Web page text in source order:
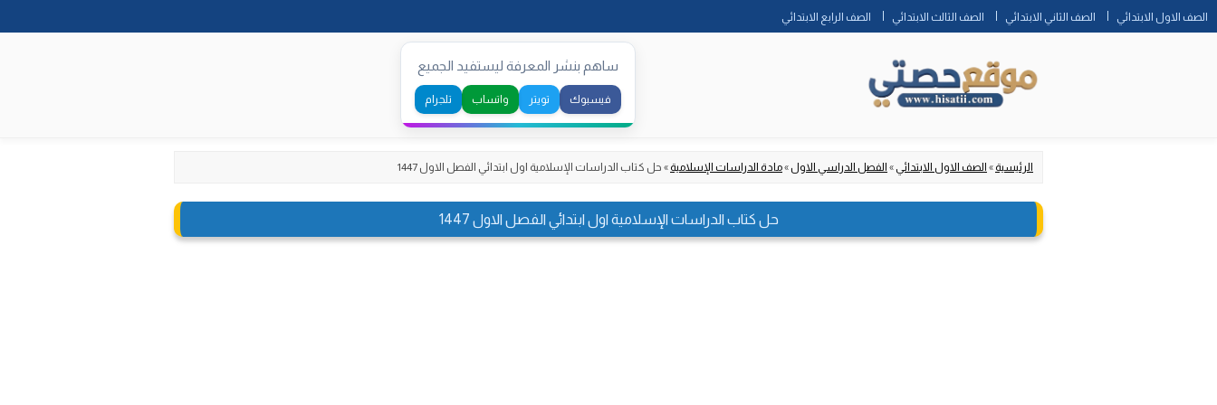
to
content
الصف الاول الابتدائي الصف الثاني الابتدائي الصف الثالث الابتدائي الصف الرابع الابتدائي
ساهم بنشر المعرفة ليستفيد الجميع
فيسبوك تويتر واتساب تلجرام
الرئيسية » الصف الاول الابتدائي » الفصل الدراسي الاول»مادة الدراسات الإسلامية » حل كتاب الدراسات الإسلامية اول ابتدائي الفصل الاول 1447
حل كتاب الدراسات الإسلامية اول ابتدائي الفصل الاول 1447